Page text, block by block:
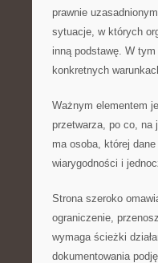
prawnie
sytuacje, w których
inną podstawę. W
konkretnych
Ważnym elementem
przetwarza, po co, na
ma osoba, której
wiarygodności i
Strona szeroko
ograniczenie,
wymaga ścieżki
dokumentowania